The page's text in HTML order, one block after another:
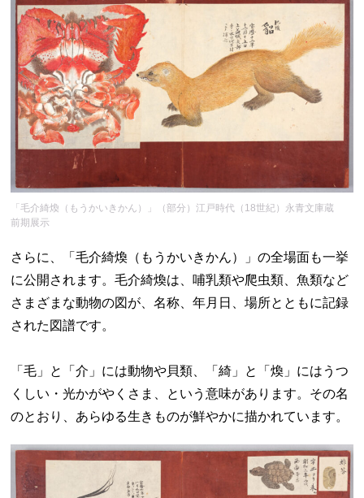
「毛介綺煥（もうかいきかん）」（部分）江戸時代（18世紀）永青文庫蔵
前期展示
さらに、「毛介綺煥（もうかいきかん）」の全場面も一挙
に公開されます。毛介綺煥は、哺乳類や爬虫類、魚類など
さまざまな動物の図が、名称、年月日、場所とともに記録
された図譜です。
「毛」と「介」には動物や貝類、「綺」と「煥」にはうつ
くしい・光かがやくさま、という意味があります。その名
のとおり、あらゆる生きものが鮮やかに描かれています。